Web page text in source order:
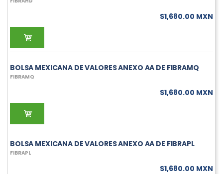
$1,680.00 MXN
BOLSA MEXICANA DE VALORES ANEXO AA DE FIBRAMQ
FIBRAMQ
$1,680.00 MXN
BOLSA MEXICANA DE VALORES ANEXO AA DE FIBRAPL
FIBRAPL
$1,680.00 MXN